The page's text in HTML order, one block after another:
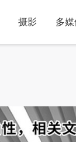
摄影 多